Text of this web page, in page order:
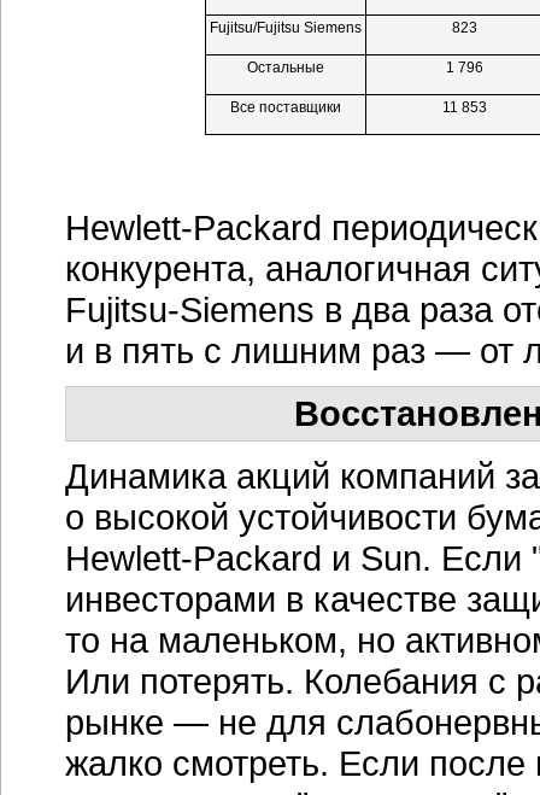
Fujitsu/Fujitsu Siemens 823
Остальные 1 796
Все поставщики 11 853
Hewlett-Packard
конкурента, аналогичная
Fujitsu-Siemens в два раза
и в пять с лишним раз — от
Динамика акций компаний
о высокой устойчивости
Hewlett-Packard и Sun. Если
инвесторами в качестве
то на маленьком, но
Или потерять. Колебания с
рынке — не для
жалко смотреть. Если после